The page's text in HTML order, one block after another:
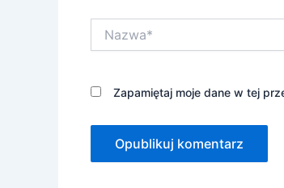
Zapamiętaj moje dane w tej